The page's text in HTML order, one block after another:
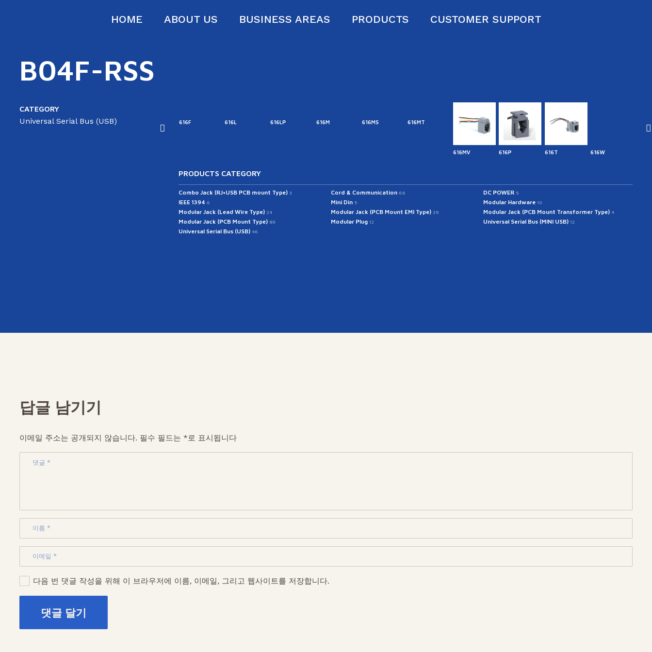
HOME ABOUT US BUSINESS AREAS PRODUCTS CUSTOMER SUPPORT
B04F-RSS
CATEGORY
Universal Serial Bus (USB)
616D 616E-A 616F 616L 616LP 616M 616MS 616MT
616MV 616P 616T 616W
PRODUCTS CATEGORY
Combo Jack (RJ+USB PCB mount Type) 3 Cord & Communication 66 DC POWER 5
IEEE 1394 6 Mini Din 5 Modular Hardware 10
Modular Jack (Lead Wire Type) 24 Modular Jack (PCB Mount EMI Type) 39 Modular Jack (PCB Mount Transformer Type) 4
Modular Jack (PCB Mount Type) 89 Modular Plug 12 Universal Serial Bus (MINI USB) 12
Universal Serial Bus (USB) 46
답글 남기기
이메일 주소는 공개되지 않습니다. 필수 필드는 * 로 표시됩니다
다음 번 댓글 작성을 위해 이 브라우저에 이름, 이메일, 그리고 웹사이트를 저장합니다.
댓글 달기